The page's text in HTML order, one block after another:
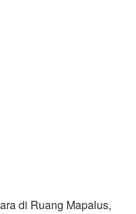
di Ruang Mapalus,